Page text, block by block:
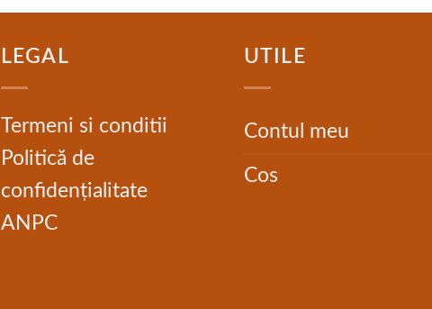
LEGAL
Termeni si conditii
Politică de
confidențialitate
ANPC
UTILE
Contul meu
Cos